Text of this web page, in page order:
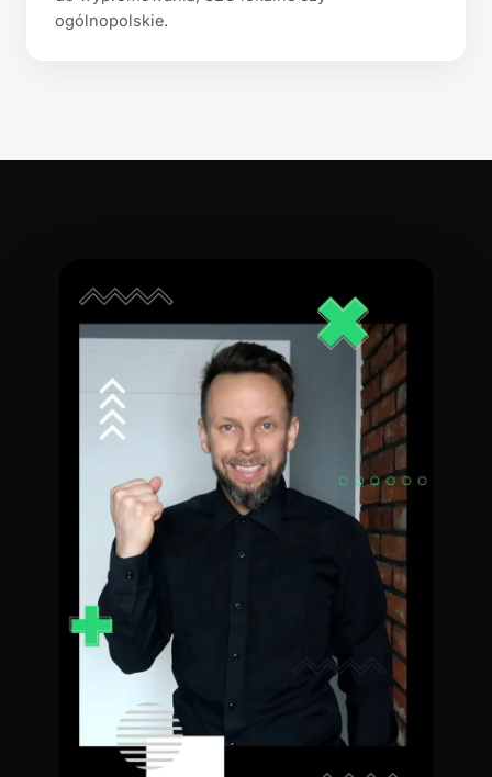
ogólnopolskie.